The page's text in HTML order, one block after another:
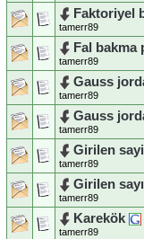
Faktoriyel
tamerr89
Fal bakma
tamerr89
Gauss
tamerr89
Gauss
tamerr89
Girilen
tamerr89
Girilen
tamerr89
Karekök
tamerr89